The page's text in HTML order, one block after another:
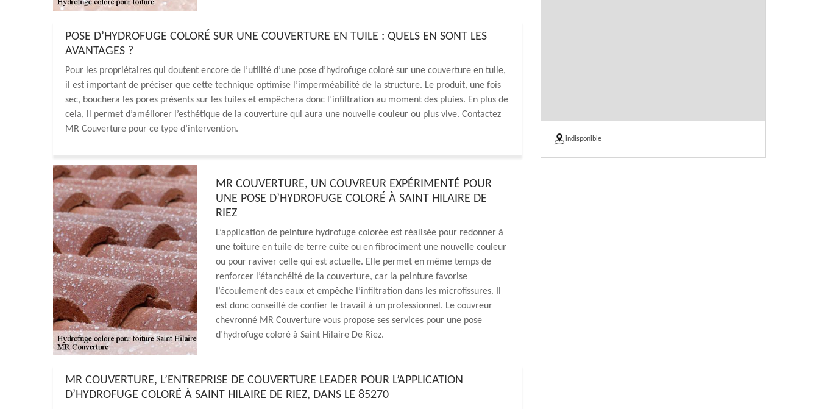
POSE D’HYDROFUGE COLORÉ SUR UNE COUVERTURE EN TUILE : QUELS EN SONT LES
AVANTAGES ?
Pour les propriétaires qui doutent encore de l’utilité d’une pose d’hydrofuge coloré sur une couverture en tuile,
il est important de préciser que cette technique optimise l’imperméabilité de la structure. Le produit, une fois
sec, bouchera les pores présents sur les tuiles et empêchera donc l’infiltration au moment des pluies. En plus de
cela, il permet d’améliorer l’esthétique de la couverture qui aura une nouvelle couleur ou plus vive. Contactez
MR Couverture pour ce type d’intervention.
MR COUVERTURE, UN COUVREUR EXPÉRIMENTÉ POUR
UNE POSE D’HYDROFUGE COLORÉ À SAINT HILAIRE DE
RIEZ
L’application de peinture hydrofuge colorée est réalisée pour redonner à
une toiture en tuile de terre cuite ou en fibrociment une nouvelle couleur
ou pour raviver celle qui est actuelle. Elle permet en même temps de
renforcer l’étanchéité de la couverture, car la peinture favorise
l’écoulement des eaux et empêche l’infiltration dans les microfissures. Il
est donc conseillé de confier le travail à un professionnel. Le couvreur
chevronné MR Couverture vous propose ses services pour une pose
d’hydrofuge coloré à Saint Hilaire De Riez.
MR COUVERTURE, L’ENTREPRISE DE COUVERTURE LEADER POUR L’APPLICATION
D’HYDROFUGE COLORÉ À SAINT HILAIRE DE RIEZ, DANS LE 85270
indisponible